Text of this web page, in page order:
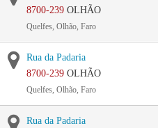
8700-239 OLHÃO
Quelfes, Olhão, Faro
Rua da Padaria
8700-239 OLHÃO
Quelfes, Olhão, Faro
Rua da Padaria